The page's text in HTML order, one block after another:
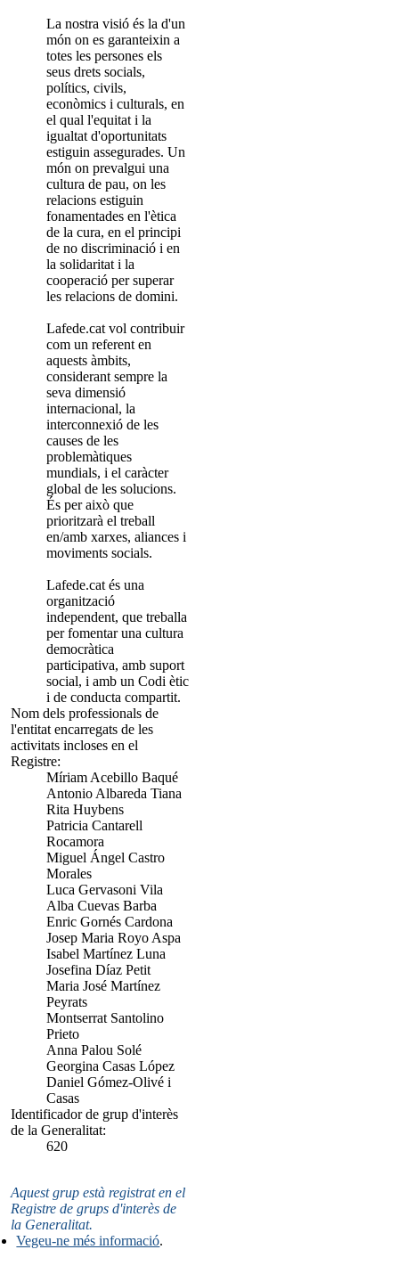
La nostra visió és la d'un
món on es garanteixin a
totes les persones els
seus drets socials,
polítics, civils,
econòmics i culturals, en
el qual l'equitat i la
igualtat d'oportunitats
estiguin assegurades. Un
món on prevalgui una
cultura de pau, on les
relacions estiguin
fonamentades en l'ètica
de la cura, en el principi
de no discriminació i en
la solidaritat i la
cooperació per superar
les relacions de domini.
Lafede.cat vol contribuir
com un referent en
aquests àmbits,
considerant sempre la
seva dimensió
internacional, la
interconnexió de les
causes de les
problemàtiques
mundials, i el caràcter
global de les solucions.
És per això que
prioritzarà el treball
en/amb xarxes, aliances i
moviments socials.
Lafede.cat és una
organització
independent, que treballa
per fomentar una cultura
democràtica
participativa, amb suport
social, i amb un Codi ètic
i de conducta compartit.
Nom dels professionals de
l'entitat encarregats de les
activitats incloses en el
Registre:
Míriam Acebillo Baqué
Antonio Albareda Tiana
Rita Huybens
Patricia Cantarell
Rocamora
Miguel Ángel Castro
Morales
Luca Gervasoni Vila
Alba Cuevas Barba
Enric Gornés Cardona
Josep Maria Royo Aspa
Isabel Martínez Luna
Josefina Díaz Petit
Maria José Martínez
Peyrats
Montserrat Santolino
Prieto
Anna Palou Solé
Georgina Casas López
Daniel Gómez-Olivé i
Casas
Identificador de grup d'interès
de la Generalitat:
620
Aquest grup està registrat en el
Registre de grups d'interès de
la Generalitat.
Vegeu-ne més informació.